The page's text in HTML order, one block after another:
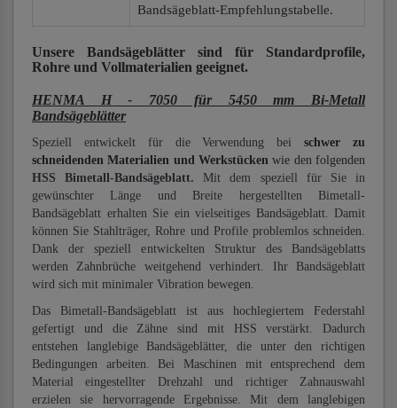
Bandsägeblatt-Empfehlungstabelle.
Unsere Bandsägeblätter sind für Standardprofile,
Rohre und Vollmaterialien geeignet.
HENMA H - 7050 für 5450 mm Bi-Metall
Bandsägeblätter
Speziell entwickelt für die Verwendung beischwer zu
schneidenden Materialien und Werkstücken wie den folgenden
HSS Bimetall-Bandsägeblatt. Mit dem speziell für Sie in
gewünschter Länge und Breite hergestellten Bimetall-
Bandsägeblatt erhalten Sie ein vielseitiges Bandsägeblatt. Damit
können Sie Stahlträger, Rohre und Profile problemlos schneiden.
Dank der speziell entwickelten Struktur des Bandsägeblatts
werden Zahnbrüche weitgehend verhindert. Ihr Bandsägeblatt
wird sich mit minimaler Vibration bewegen.
Das Bimetall-Bandsägeblatt ist aus hochlegiertem Federstahl
gefertigt und die Zähne sind mit HSS verstärkt. Dadurch
entstehen langlebige Bandsägeblätter, die unter den richtigen
Bedingungen arbeiten. Bei Maschinen mit entsprechend dem
Material eingestellter Drehzahl und richtiger Zahnauswahl
erzielen sie hervorragende Ergebnisse. Mit dem langlebigen